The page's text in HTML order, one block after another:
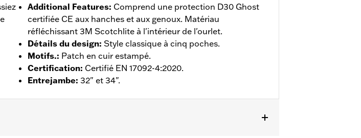
Additional Features: Comprend une protection D30 Ghost
certifiée CE aux hanches et aux genoux. Matériau
réfléchissant 3M Scotchlite à l'intérieur de l'ourlet.
Détails du design: Style classique à cinq poches.
Motifs.: Patch en cuir estampé.
Certification: Certifié EN 17092-4:2020.
Entrejambe: 32" et 34".